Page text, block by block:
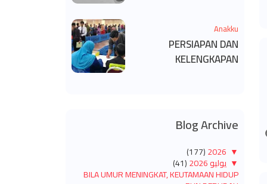
Anakku
PERSIAPAN DAN
KELENGKAPAN
Blog Archive
▼
2026
(177)
▼يوليو 2026 (41)
BILA UMUR MENINGKAT, KEUTAMAAN HIDUP